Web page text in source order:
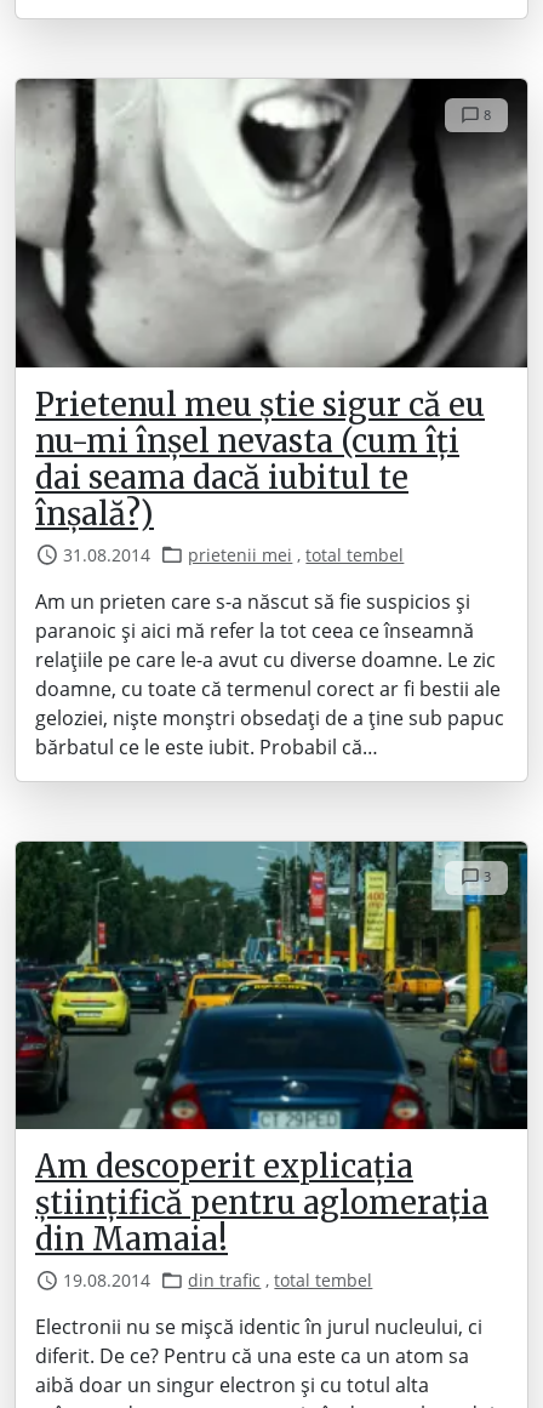
8
Prietenul meu știe sigur că eu
nu-mi înșel nevasta (cum îți
dai seama dacă iubitul te
înșală?)
31.08.2014 prietenii mei ,total tembel
Am un prieten care s-a născut să fie suspicios și
paranoic și aici mă refer la tot ceea ce înseamnă
relațiile pe care le-a avut cu diverse doamne. Le zic
doamne, cu toate că termenul corect ar fi bestii ale
geloziei, niște monștri obsedați de a ține sub papuc
bărbatul ce le este iubit. Probabil că…
3
Am descoperit explicația
științifică pentru aglomerația
din Mamaia!
19.08.2014 din trafic ,total tembel
Electronii nu se mișcă identic în jurul nucleului, ci
diferit. De ce? Pentru că una este ca un atom sa
aibă doar un singur electron și cu totul alta